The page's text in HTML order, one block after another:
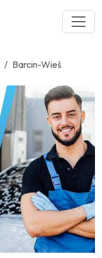
Barcin-Wieś